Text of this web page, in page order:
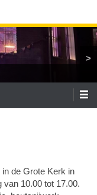
>
de Grote Kerk in
van 10.00 tot 17.00.